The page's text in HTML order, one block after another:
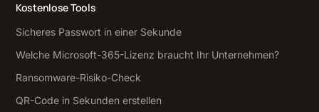
Kostenlose Tools
Sicheres Passwort in einer Sekunde
Welche Microsoft-365-Lizenz braucht Ihr Unternehmen?
Ransomware-Risiko-Check
QR-Code in Sekunden erstellen